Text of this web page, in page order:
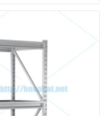
không đúng chức
cáo của nhà sản
mua hàng.
bất khả kháng như bão